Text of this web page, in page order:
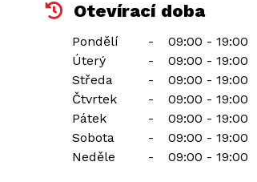
Otevírací doba
Pondělí -
09:00 - 19:00
Úterý
-
09:00 - 19:00
Středa
-
09:00 - 19:00
Čtvrtek
-
09:00 - 19:00
Pátek
-
09:00 - 19:00
Sobota
-
09:00 - 19:00
Neděle
- 09:00 - 19:00